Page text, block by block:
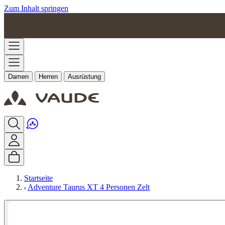
Zum Inhalt springen
Damen Herren Ausrüstung
Startseite
Adventure Taurus XT 4 Personen Zelt